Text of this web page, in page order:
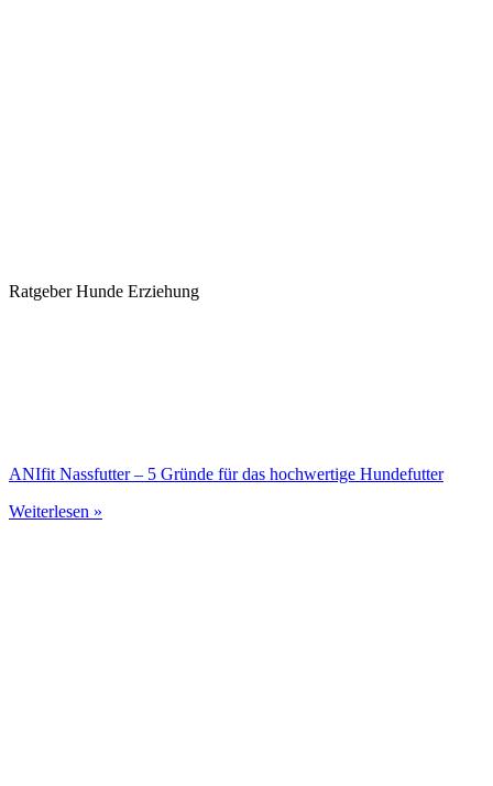
Ratgeber Hunde Erziehung
ANIfit Nassfutter – 5 Gründe für das hochwertige Hundefutter
Weiterlesen »